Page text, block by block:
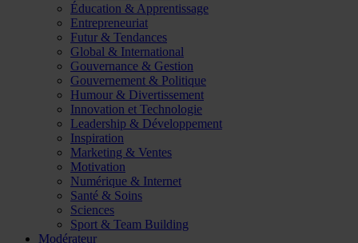
Éducation & Apprentissage
Entrepreneuriat
Futur & Tendances
Global & International
Gouvernance & Gestion
Gouvernement & Politique
Humour & Divertissement
Innovation et Technologie
Leadership & Développement
Inspiration
Marketing & Ventes
Motivation
Numérique & Internet
Santé & Soins
Sciences
Sport & Team Building
Modérateur